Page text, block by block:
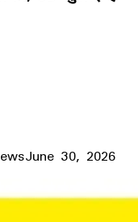
June 30, 2026